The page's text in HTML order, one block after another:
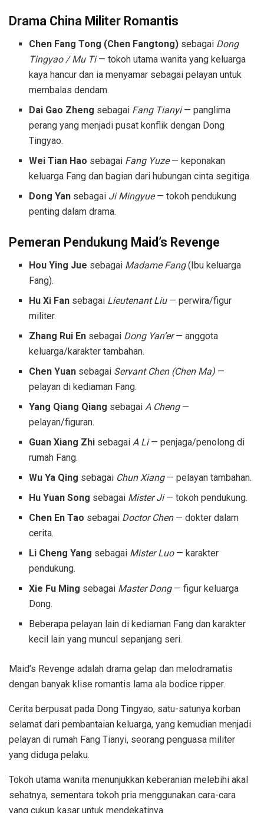
Drama China Militer Romantis
Chen Fang Tong (Chen Fangtong) sebagai Dong
Tingyao / Mu Ti— tokoh utama wanita yang keluarga
kaya hancur dan ia menyamar sebagai pelayan untuk
membalas dendam.
Dai Gao Zheng sebagai Fang Tianyi— panglima
perang yang menjadi pusat konflik dengan Dong
Tingyao.
Wei Tian Hao sebagai Fang Yuze— keponakan
keluarga Fang dan bagian dari hubungan cinta segitiga.
Dong Yan sebagai Ji Mingyue— tokoh pendukung
penting dalam drama.
Pemeran Pendukung Maid’s Revenge
Hou Ying Jue sebagai Madame Fang(Ibu keluarga
Fang).
Hu Xi Fan sebagai Lieutenant Liu— perwira/figur
militer.
Zhang Rui En sebagai Dong Yan’er— anggota
keluarga/karakter tambahan.
Chen Yuan sebagai Servant Chen (Chen Ma) —
pelayan di kediaman Fang.
Yang Qiang Qiang sebagai A Cheng—
pelayan/figuran.
Guan Xiang Zhi sebagai A Li— penjaga/penolong di
rumah Fang.
Wu Ya Qing sebagai Chun Xiang— pelayan tambahan.
Hu Yuan Song sebagai Mister Ji— tokoh pendukung.
Chen En Tao sebagai Doctor Chen— dokter dalam
cerita.
Li Cheng Yang sebagai Mister Luo— karakter
pendukung.
Xie Fu Ming sebagai Master Dong— figur keluarga
Dong.
Beberapa pelayan lain di kediaman Fang dan karakter
kecil lain yang muncul sepanjang seri.
Maid’s Revenge adalah drama gelap dan melodramatis
dengan banyak klise romantis lama ala bodice ripper.
Cerita berpusat pada Dong Tingyao, satu-satunya korban
selamat dari pembantaian keluarga, yang kemudian menjadi
pelayan di rumah Fang Tianyi, seorang penguasa militer
yang diduga pelaku.
Tokoh utama wanita menunjukkan keberanian melebihi akal
sehatnya, sementara tokoh pria menggunakan cara-cara
yang cukup kasar untuk mendekatinya.